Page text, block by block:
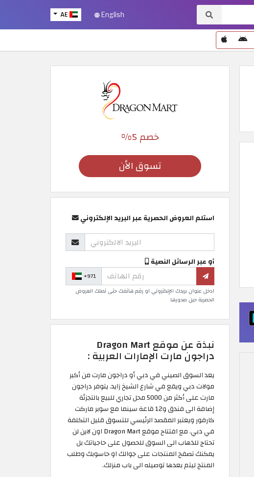
AE English
خصم 5%
تسوق الأن
استلم العروض الحصرية عبر البريد الإلكتروني
أو عبر الرسائل النصية
+971
ادخل عنوان بريدك الإلكتروني او رقم هاتفك حتى تصلك العروض
الحصرية حين صدورها
نبذة عن موقع Dragon Mart
دراجون مارت الإمارات العربية :
يعد السوق الصيني في دبي أو دراجون مارت من أكبر
مولات دبي ويقع في شارع الشيخ زايد. يتوفر دراجون
مارت على أكثر من 5000 محل تجاري للبيع بالتجزئة
إضافة الى فندق و12 قاعة سينما مع سوبر ماركت
كارفور ويعتبر المقصد الرئيسي للتسوق قليل التكلفة
في دبي. مع افتتاح موقع Dragon Mart اون لاين لن
تحتاج للذهاب الى السوق للحصول على حاجياتك بل
يمكنك تصفح المنتجات على جوالك او حاسوبك وطلب
المنتج ليتم بعدها توصيله الى باب منزلك.